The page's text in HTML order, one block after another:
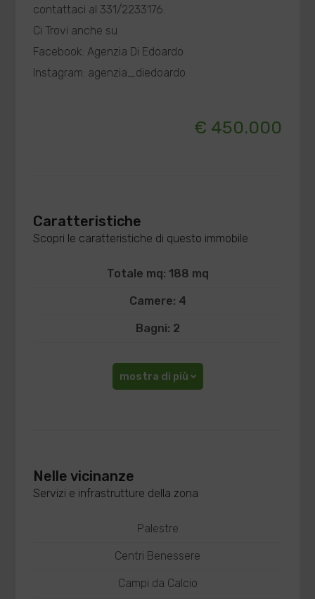
contattaci al 331/2233176.
Ci Trovi anche su
Facebook: Agenzia Di Edoardo
Instagram: agenzia_diedoardo
€ 450.000
Caratteristiche
Scopri le caratteristiche di questo immobile
Totale mq: 188 mq
Camere: 4
Bagni: 2
mostra di più
Nelle vicinanze
Servizi e infrastrutture della zona
Palestre
Centri Benessere
Campi da Calcio